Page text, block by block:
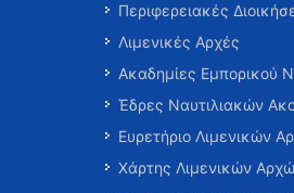
Περιφερειακές
Λιμενικές Αρχές
Ακαδημίες Εμπορικού
Έδρες Ναυτιλιακών
Ευρετήριο Λιμενικών
Χάρτης Λιμενικών